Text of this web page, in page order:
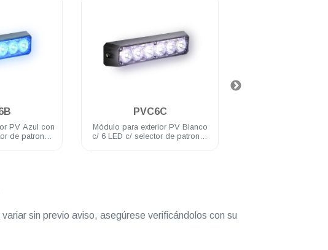
PV Azul con
de patrones
PVC6C
Módulo para exterior PV Blanco
c/ 6 LED c/ selector de patrones
sin previo aviso, asegúrese verificándolos con su